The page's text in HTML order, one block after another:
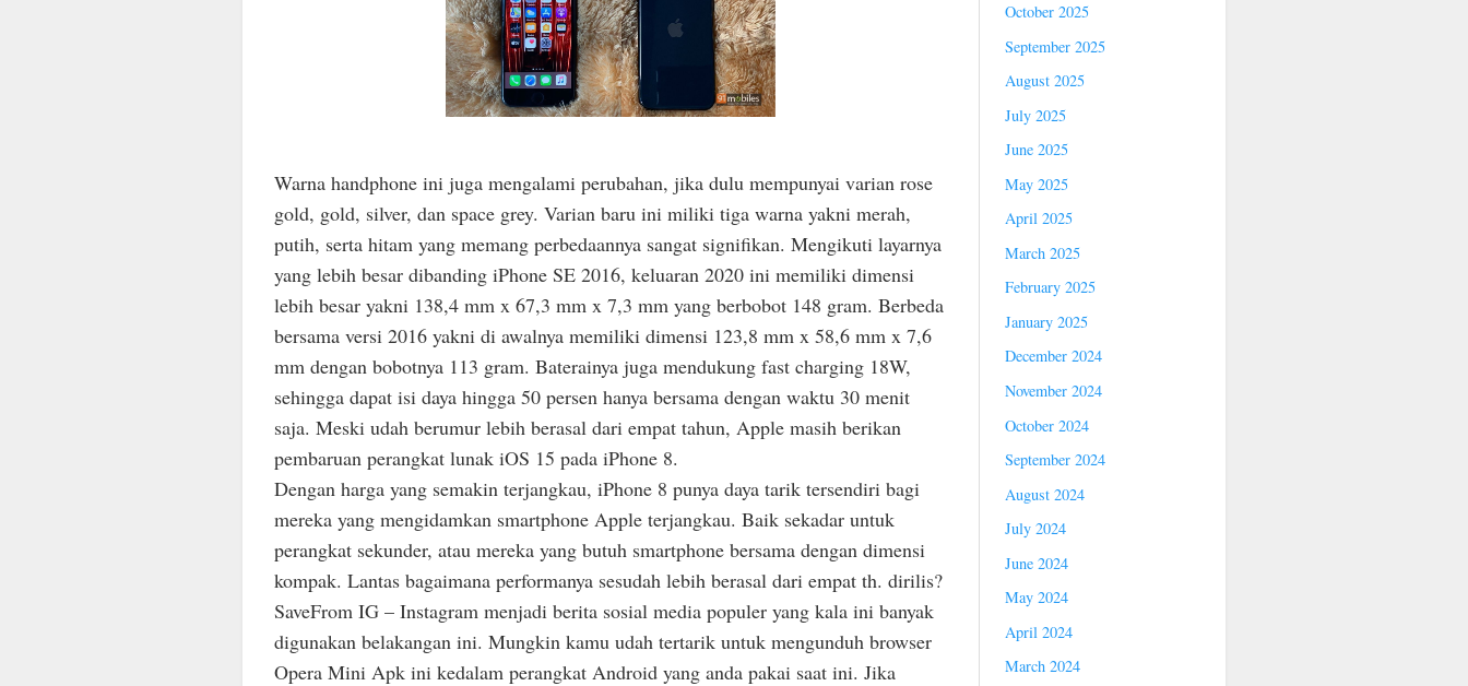
Warna handphone ini juga mengalami perubahan, jika dulu mempunyai varian rose
gold, gold, silver, dan space grey. Varian baru ini miliki tiga warna yakni merah,
putih, serta hitam yang memang perbedaannya sangat signifikan. Mengikuti layarnya
yang lebih besar dibanding iPhone SE 2016, keluaran 2020 ini memiliki dimensi
lebih besar yakni 138,4 mm x 67,3 mm x 7,3 mm yang berbobot 148 gram. Berbeda
bersama versi 2016 yakni di awalnya memiliki dimensi 123,8 mm x 58,6 mm x 7,6
mm dengan bobotnya 113 gram. Baterainya juga mendukung fast charging 18W,
sehingga dapat isi daya hingga 50 persen hanya bersama dengan waktu 30 menit
saja. Meski udah berumur lebih berasal dari empat tahun, Apple masih berikan
pembaruan perangkat lunak iOS 15 pada iPhone 8.
Dengan harga yang semakin terjangkau, iPhone 8 punya daya tarik tersendiri bagi
mereka yang mengidamkan smartphone Apple terjangkau. Baik sekadar untuk
perangkat sekunder, atau mereka yang butuh smartphone bersama dengan dimensi
kompak. Lantas bagaimana performanya sesudah lebih berasal dari empat th. dirilis?
SaveFrom IG – Instagram menjadi berita sosial media populer yang kala ini banyak
digunakan belakangan ini. Mungkin kamu udah tertarik untuk mengunduh browser
Opera Mini Apk ini kedalam perangkat Android yang anda pakai saat ini. Jika
October 2025
September 2025
August 2025
July 2025
June 2025
May 2025
April 2025
March 2025
February 2025
January 2025
December 2024
November 2024
October 2024
September 2024
August 2024
July 2024
June 2024
May 2024
April 2024
March 2024